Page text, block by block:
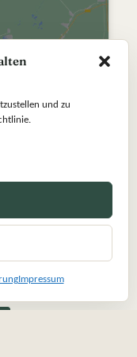
und zu
Impressum